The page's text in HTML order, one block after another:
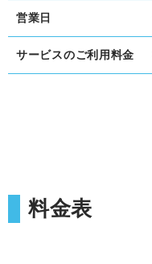
営業日
サービスのご利用料金
料金表